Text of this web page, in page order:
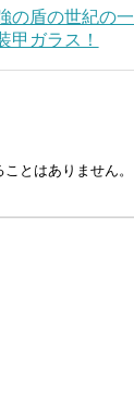
の盾の世紀の
甲ガラス！
とはありません。